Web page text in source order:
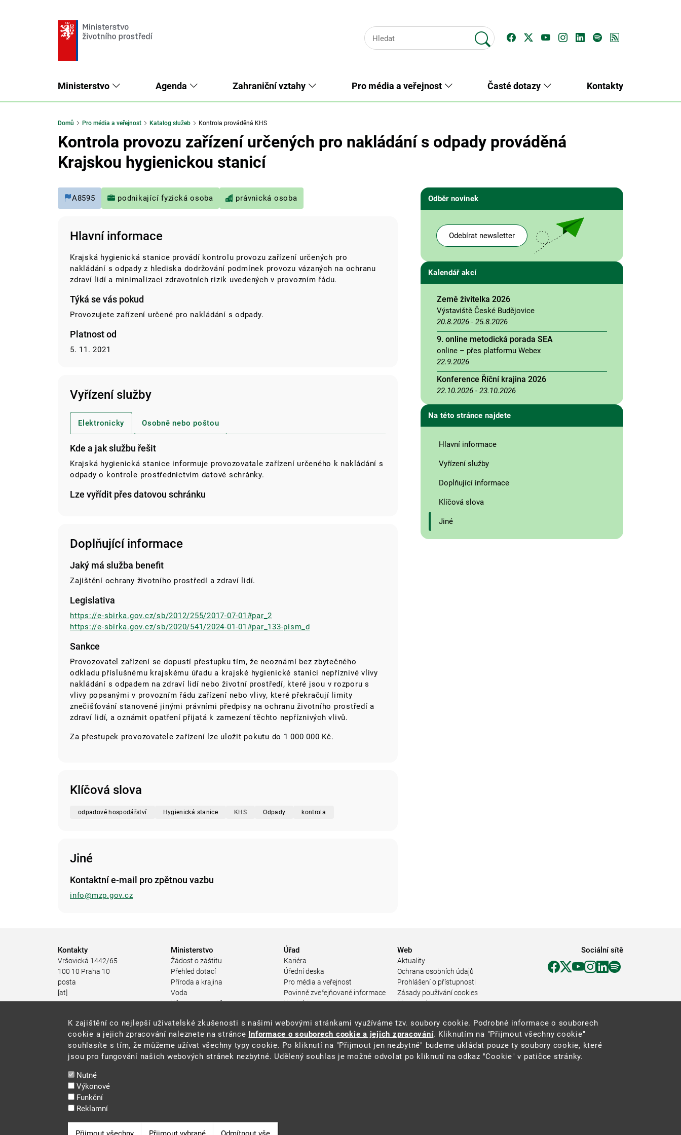
Ministerstvo Agenda Zahraniční vztahy Pro média a veřejnost Časté dotazy Kontakty
Domů Pro média a veřejnost Katalog služeb Kontrola prováděná KHS
Kontrola provozu zařízení určených pro nakládání s odpady prováděná
Krajskou hygienickou stanicí
A8595 podnikající fyzická osoba právnická osoba
Hlavní informace
Krajská hygienická stanice provádí kontrolu provozu zařízení určených pro
nakládání s odpady z hlediska dodržování podmínek provozu vázaných na ochranu
zdraví lidí a minimalizaci zdravotních rizik uvedených v provozním řádu.
Týká se vás pokud
Provozujete zařízení určené pro nakládání s odpady.
Platnost od
5. 11. 2021
Vyřízení služby
Elektronicky Osobně nebo poštou
Kde a jak službu řešit
Krajská hygienická stanice informuje provozovatale zařízení určeného k nakládání s
odpady o kontrole prostřednictvím datové schránky.
Lze vyřídit přes datovou schránku
Doplňující informace
Jaký má služba benefit
Zajištění ochrany životního prostředí a zdraví lidí.
Legislativa
https://e-sbirka.gov.cz/sb/2012/255/2017-07-01#par_2
https://e-sbirka.gov.cz/sb/2020/541/2024-01-01#par_133-pism_d
Sankce
Provozovatel zařízení se dopustí přestupku tím, že neoznámí bez zbytečného
odkladu příslušnému krajskému úřadu a krajské hygienické stanici nepříznivé vlivy
nakládání s odpadem na zdraví lidí nebo životní prostředí, které jsou v rozporu s
vlivy popsanými v provozním řádu zařízení nebo vlivy, které překračují limity
znečišťování stanovené jinými právními předpisy na ochranu životního prostředí a
zdraví lidí, a oznámit opatření přijatá k zamezení těchto nepříznivých vlivů.
Za přestupek provozovatele zařízení lze uložit pokutu do 1 000 000 Kč.
Klíčová slova
odpadové hospodářství Hygienická stanice KHS Odpady kontrola
Jiné
Kontaktní e-mail pro zpětnou vazbu
info@mzp.gov.cz
Odběr novinek
Odebírat newsletter
Kalendář akcí
Země živitelka 2026
Výstaviště České Budějovice
20.8.2026 - 25.8.2026
9. online metodická porada SEA
online – přes platformu Webex
22.9.2026
Konference Říční krajina 2026
22.10.2026 - 23.10.2026
Na této stránce najdete
Hlavní informace
Vyřízení služby
Doplňující informace
Klíčová slova
Jiné
Kontakty
Vršovická 1442/65
100 10 Praha 10
posta
[at]
mzp.gov.cz
+420 267 121 111
Ministerstvo
Žádost o záštitu
Přehled dotací
Příroda a krajina
Voda
Klima a energetika
Odpadové hospodářství
Rizika pro životní prostředí
Stav životního prostředí
Environmentální nástroje
Úřad
Kariéra
Úřední deska
Pro média a veřejnost
Povinně zveřejňované informace
Kontakty
(PDF, 204 kB)
Web
Aktuality
Ochrana osobních údajů
Prohlášení o přístupnosti
Zásady používání cookies
Mapa webu
Sociální sítě
K zajištění co nejlepší uživatelské zkušenosti s našimi webovými stránkami využíváme tzv. soubory cookie. Podrobné informace o souborech
cookie a jejich zpracování naleznete na stránce Informace o souborech cookie a jejich zpracování. Kliknutím na "Přijmout všechny cookie"
souhlasíte s tím, že můžeme užívat všechny typy cookie. Po kliknutí na "Přijmout jen nezbytné" budeme ukládat pouze ty soubory cookie, které
jsou pro fungování našich webových stránek nezbytné. Udělený souhlas je možné odvolat po kliknutí na odkaz "Cookie" v patičce stránky.
Nutné
Výkonové
Funkční
Reklamní